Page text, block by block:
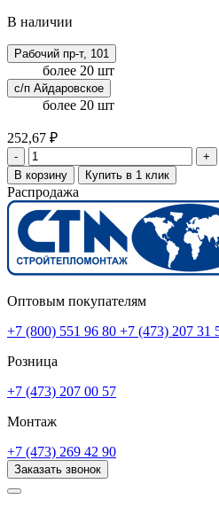
В наличии
Рабочий пр-т, 101
более 20 шт
с/п Айдаровское
более 20 шт
252,67 ₽
- +
В корзину Купить в 1 клик
Распродажа
Оптовым покупателям
+7 (800) 551 96 80 +7 (473) 207 31
Розница
+7 (473) 207 00 57
Монтаж
+7 (473) 269 42 90
Заказать звонок